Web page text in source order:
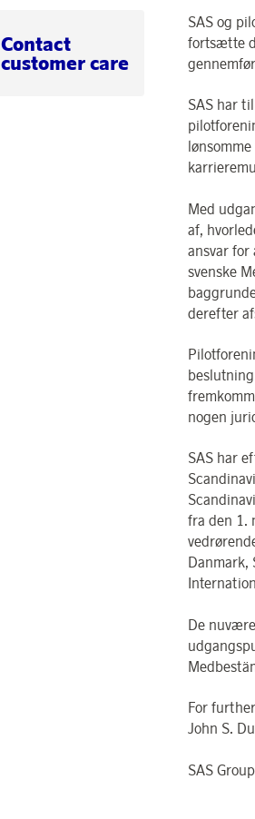
Contact
customer care
SAS og
fortsætte
SAS har
Med
af,
ansvar for
svenske
derefter
nogen
SAS har
fra den 1.
Danmark,
De
For
John S.
SAS